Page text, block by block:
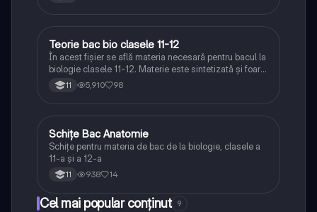
Biologie
Teorie bac bio clasele 11-12
În acest fișier se află materia necesară pentru bacul la
biologie clasele 11-12. Materie este sintetizată și foarte
bine explicată.
11 5,910 98
Biologie
Schițe Bac Anatomie
Schițe pentru materia de bac de la biologie, clasele a
11-a și a 12-a
11 938 14
Cel mai popular conținut 9